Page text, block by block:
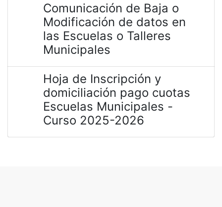
Comunicación de Baja o
Modificación de datos en
las Escuelas o Talleres
Municipales
Hoja de Inscripción y
domiciliación pago cuotas
Escuelas Municipales -
Curso 2025-2026